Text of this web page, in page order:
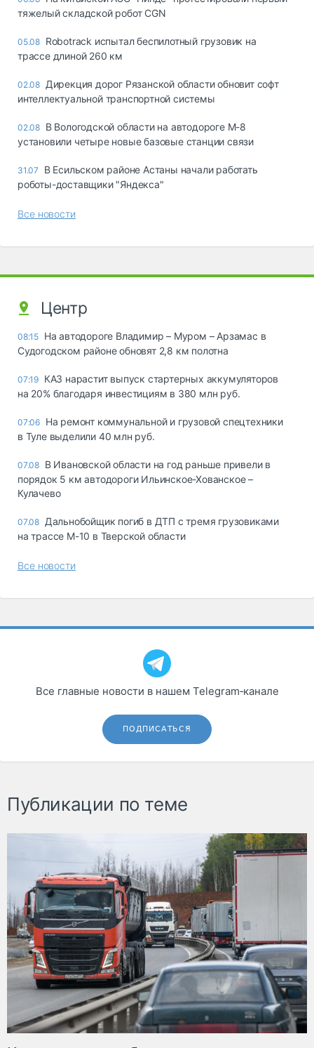
тяжелый складской робот CGN
05.08 Robotrack испытал беспилотный грузовик на
трассе длиной 260 км
02.08 Дирекция дорог Рязанской области обновит софт
интеллектуальной транспортной системы
02.08 В Вологодской области на автодороге М-8
установили четыре новые базовые станции связи
31.07
В Есильском районе Астаны начали работать
роботы-доставщики "Яндекса"
Все новости
Центр
08:15 На автодороге Владимир – Муром – Арзамас в
Судогодском районе обновят 2,8 км полотна
07:19 КАЗ нарастит выпуск стартерных аккумуляторов
на 20% благодаря инвестициям в 380 млн руб.
07:06 На ремонт коммунальной и грузовой спецтехники
в Туле выделили 40 млн руб.
07.08 В Ивановской области на год раньше привели в
порядок 5 км автодороги Ильинское-Хованское –
Кулачево
07.08 Дальнобойщик погиб в ДТП с тремя грузовиками
на трассе М-10 в Тверской области
Все новости
Все главные новости в нашем Telegram‑канале
ПОДПИСАТЬСЯ
Публикации по теме